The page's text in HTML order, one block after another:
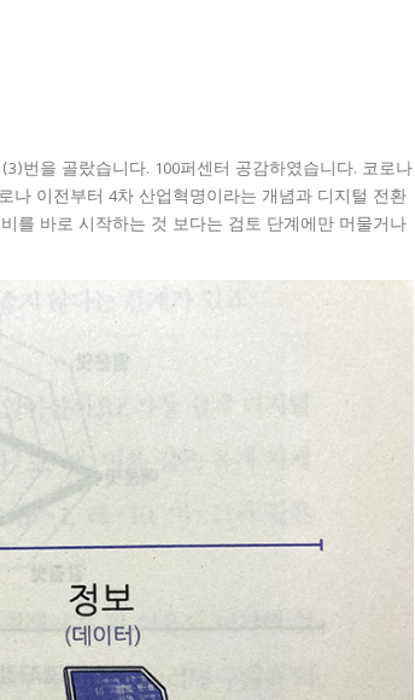
번을 골랐습니다. 100퍼센터 공감하였습니다. 코로나
나 이전부터 4차 산업혁명이라는 개념과 디지털 전환
를 바로 시작하는 것 보다는 검토 단계에만 머물거나